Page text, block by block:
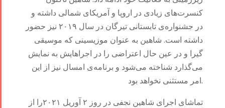
کنسرت‌های زیادی در اروپا و آمریکای شمالی داشته و
در جشنواره‌ی تابستانی تیرگان در سال ۲۰۱۹ نیز حضور
داشته است. شاهین به عنوان موزیسینی که موسیقی
گیرا و در عین حال اعتراضی را در اجراهایش به نمایش
می‌گذارد شناخته می‌شود و برنامه‌‌ی امسال نیز از این
امر مستثنی نخواهد بود.
تماشای اجرای شاهین نجفی در روز ۲ آوریل ۲۰۲۱را از
Golnar &
Mahan
Trio
Concert -
2018
Mohsen
Namjoo
Concert -